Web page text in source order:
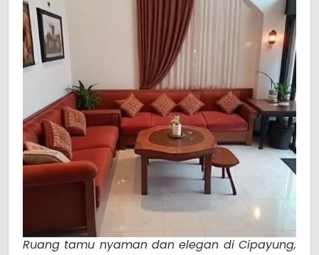
Ruang tamu nyaman dan elegan di Cipayung,